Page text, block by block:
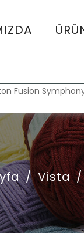
Fusion
/ Vista /